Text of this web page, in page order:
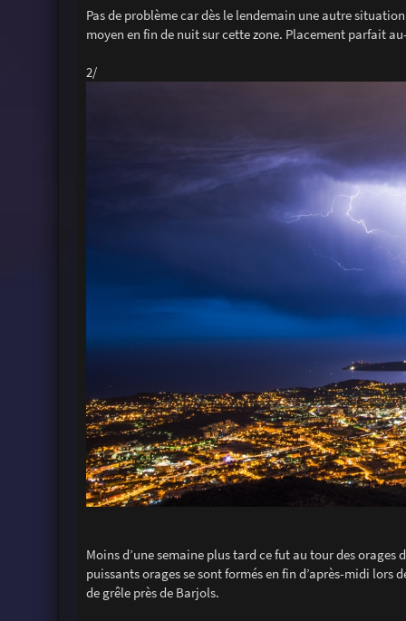
Pas de problème car dès le lendemain une autre
moyen en fin de nuit sur cette zone. Placement parfait
2/
Moins d’une semaine plus tard ce fut au tour des orages
puissants orages se sont formés en fin d’après-midi
de grêle près de Barjols.